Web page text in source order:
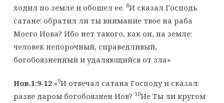
ходил по земле и обошел ее. 8И сказал Господь
сатане: обратил ли ты внимание твое на раба
Моего Иова? Ибо нет такого, как он, на земле:
человек непорочный, справедливый,
богобоязненный и удаляющийся от зла»
Иов.1:9-12«9И отвечал сатана Господу и сказал:
разве даром богобоязнен Иов? 10Не Ты ли кругом